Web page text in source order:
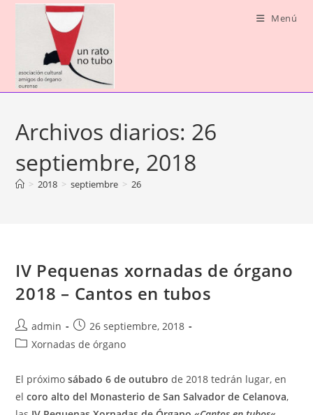
Menú
Archivos diarios: 26
septiembre, 2018
> 2018 > septiembre > 26
IV Pequenas xornadas de órgano
2018 – Cantos en tubos
Autor
de
admin
Publicación
de
26 septiembre, 2018
Categoría
la
entrada:
Xornadas de órgano
El próximosábado 6 de outubro de 2018 tedrán lugar, en
el coro alto del Monasterio de San Salvador de Celanova,